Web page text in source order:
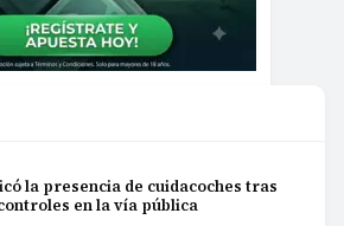
la presencia de cuidacoches tras
en la vía pública